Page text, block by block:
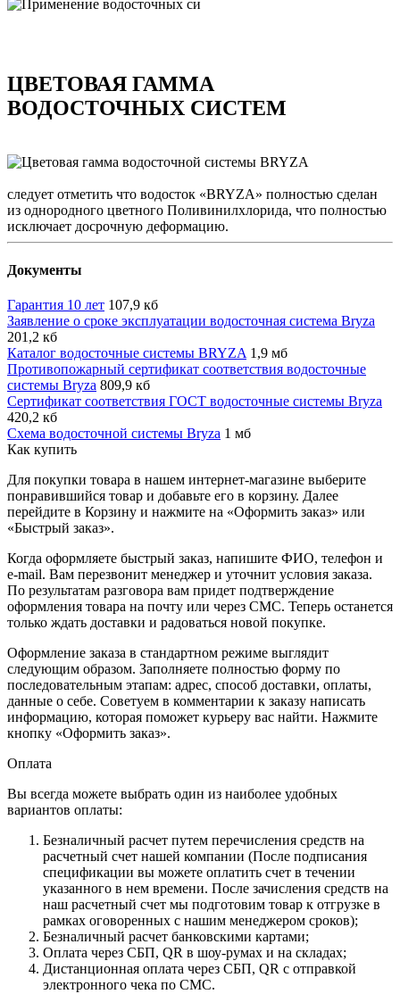
ЦВЕТОВАЯ ГАММА
ВОДОСТОЧНЫХ СИСТЕМ
следует отметить что водосток «BRYZA» полностью сделан
из однородного цветного Поливинилхлорида, что полностью
исключает досрочную деформацию.
Документы
Гарантия 10 лет 107,9 кб
Заявление о сроке эксплуатации водосточная система Bryza
201,2 кб
Каталог водосточные системы BRYZA 1,9 мб
Противопожарный сертификат соответствия водосточные
системы Bryza 809,9 кб
Сертификат соответствия ГОСТ водосточные системы Bryza
420,2 кб
Схема водосточной системы Bryza 1 мб
Как купить
Для покупки товара в нашем интернет-магазине выберите
понравившийся товар и добавьте его в корзину. Далее
перейдите в Корзину и нажмите на «Оформить заказ» или
«Быстрый заказ».
Когда оформляете быстрый заказ, напишите ФИО, телефон и
e-mail. Вам перезвонит менеджер и уточнит условия заказа.
По результатам разговора вам придет подтверждение
оформления товара на почту или через СМС. Теперь останется
только ждать доставки и радоваться новой покупке.
Оформление заказа в стандартном режиме выглядит
следующим образом. Заполняете полностью форму по
последовательным этапам: адрес, способ доставки, оплаты,
данные о себе. Советуем в комментарии к заказу написать
информацию, которая поможет курьеру вас найти. Нажмите
кнопку «Оформить заказ».
Оплата
Вы всегда можете выбрать один из наиболее удобных
вариантов оплаты:
Безналичный расчет путем перечисления средств на
расчетный счет нашей компании (После подписания
спецификации вы можете оплатить счет в течении
указанного в нем времени. После зачисления средств на
наш расчетный счет мы подготовим товар к отгрузке в
рамках оговоренных с нашим менеджером сроков);
Безналичный расчет банковскими картами;
Оплата через СБП, QR в шоу-румах и на складах;
Дистанционная оплата через СБП, QR с отправкой
электронного чека по СМС.